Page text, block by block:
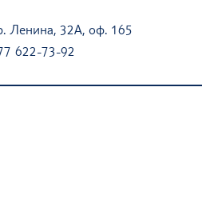
Ленина, 32А, оф. 165
622-73-92